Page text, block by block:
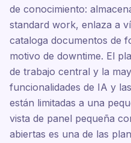
de conocimiento:
standard work, enlaza a
cataloga documentos de
motivo de downtime. El
de trabajo central y la
funcionalidades de IA y
están limitadas a una
vista de panel pequeña
abiertas es una de las